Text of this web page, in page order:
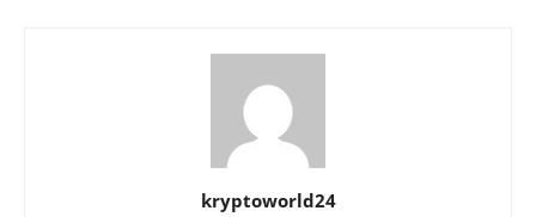
kryptoworld24